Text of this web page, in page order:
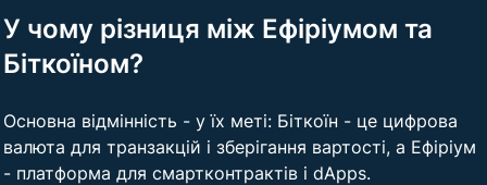
У чому різниця між Ефіріумом та
Біткоїном?
Основна відмінність - у їх меті: Біткоїн - це цифрова
валюта для транзакцій і зберігання вартості, а Ефіріум
- платформа для смартконтрактів і dApps.